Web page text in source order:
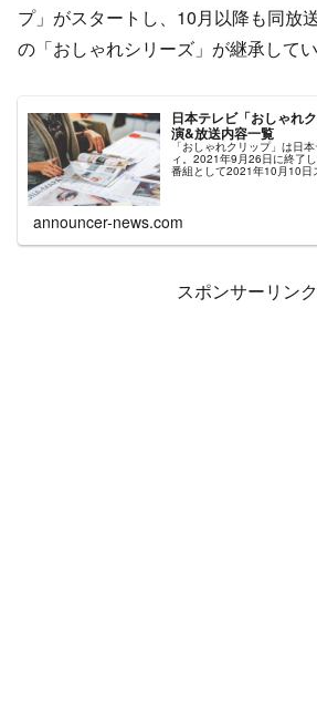
プ」がスタートし、10月以降も同放
の「おしゃれシリーズ」が継承してい
日本テレビ「おしゃれ
演&放送内容一覧
「おしゃれクリップ」は日
ィ。2021年9月26日に終了
番組として2021年10月10日
しゃれ”な衣装に身を包んで
段とは違う姿を掘り下げて
る。番組MCには、ミュージ
announcer-news.com
スポンサーリンク